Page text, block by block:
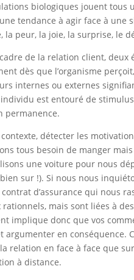
biologiques jouent tous
une tendance à agir face à
la peur, la joie, la surprise, le
de la relation client,
dès que l’organisme
internes ou externes
est entouré de
permanence.
contexte, détecter les
tous besoin de manger
une voiture pour nous
sur !). Si nous nous
d’assurance qui nous
rationnels, mais sont liées à
implique donc que vos
argumenter en conséquence.
relation en face à face que
à distance.